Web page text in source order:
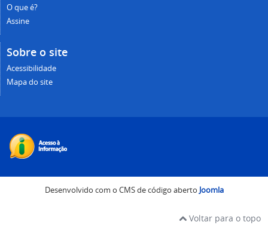
O que é?
Assine
Sobre o site
Acessibilidade
Mapa do site
Desenvolvido com o CMS de código aberto Joomla
Voltar para o topo